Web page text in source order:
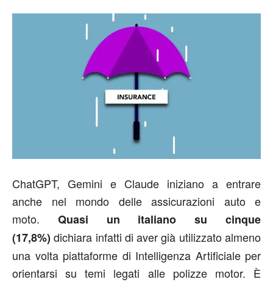
ChatGPT, Gemini e Claude iniziano a entrare
anche nel mondo delle assicurazioni auto e
moto. Quasi un italiano su cinque
(17,8%) dichiara infatti di aver già utilizzato almeno
una volta piattaforme di Intelligenza Artificiale per
orientarsi su temi legati alle polizze motor. È